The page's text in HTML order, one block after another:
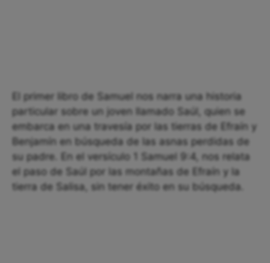
El primer libro de Samuel nos narra una historia
particular sobre un joven llamado Saúl, quien se
embarca en una travesía por las tierras de Efraín y
Benjamín en búsqueda de las asnas perdidas de
su padre. En el versículo 1 Samuel 9:4, nos relata
el paso de Saúl por las montañas de Efraín y la
tierra de Salisa, sin tener éxito en su búsqueda.